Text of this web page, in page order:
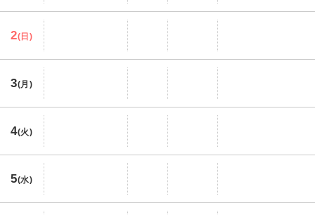
2(日)
3(月)
4(火)
5(水)